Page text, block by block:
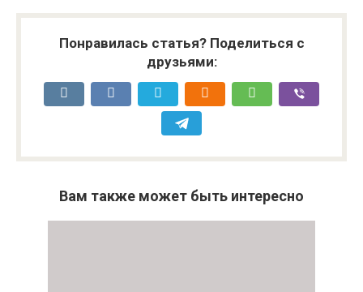
Понравилась статья? Поделиться с
друзьями:
Вам также может быть интересно